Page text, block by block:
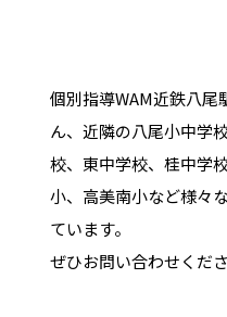
個別指導WAM近鉄八尾
ん、近隣の八尾小中学
校、東中学校、桂中学
小、高美南小など様々
ています。
ぜひお問い合わせくだ